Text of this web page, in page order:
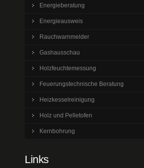
Energieberatung
Energieausweis
Rauchwarnmelder
Gashausschau
Holzfeuchtemessung
Feuerungstechnische Beratung
Heizkesselreinigung
Holz und Pelletofen
Kernbohrung
Links